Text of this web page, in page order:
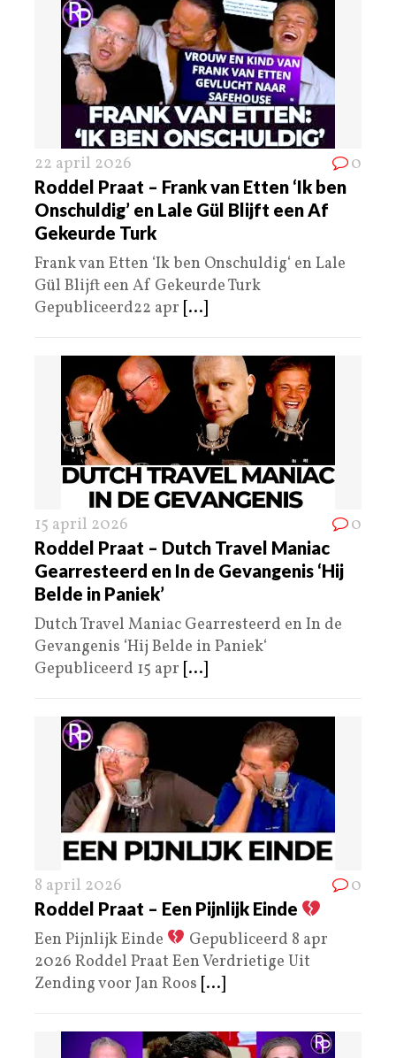
22 april 2026 0
Roddel Praat – Frank van Etten ‘Ik ben
Onschuldig’ en Lale Gül Blijft een Af
Gekeurde Turk
Frank van Etten ‘Ik ben Onschuldig‘ en Lale
Gül Blijft een Af Gekeurde Turk
Gepubliceerd22 apr [...]
15 april 2026 0
Roddel Praat – Dutch Travel Maniac
Gearresteerd en In de Gevangenis ‘Hij
Belde in Paniek’
Dutch Travel Maniac Gearresteerd en In de
Gevangenis ‘Hij Belde in Paniek‘
Gepubliceerd 15 apr [...]
8 april 2026 0
Roddel Praat – Een Pijnlijk Einde
Een Pijnlijk Einde
Gepubliceerd 8 apr
2026 Roddel Praat Een Verdrietige Uit
Zending voor Jan Roos [...]